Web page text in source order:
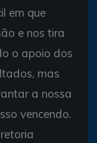
em que
e nos tira
o apoio dos
mas
a nossa
vencendo.